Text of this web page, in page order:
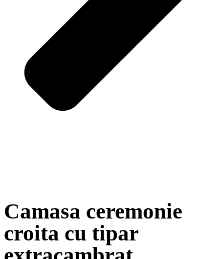
Camasa ceremonie
croita cu tipar